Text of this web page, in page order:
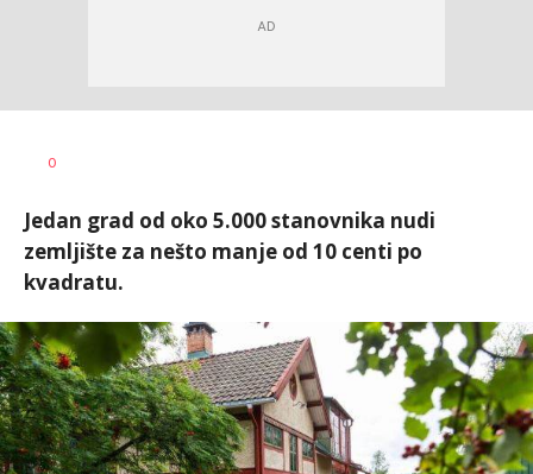
AUTOR
0
Jedan grad od oko 5.000 stanovnika nudi
zemljište za nešto manje od 10 centi po
kvadratu.